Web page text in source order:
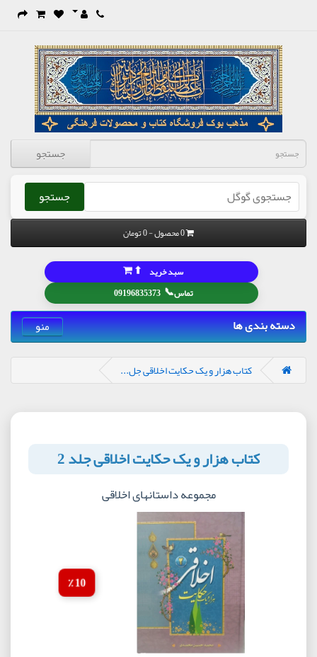
جستجو
جستجو
0 محصول - 0 تومان
تماس📞
09196835373
سبد خرید ⬆
دسته بندی ها منو
کتاب هزار و یک حکایت اخلاقی جل...
کتاب هزار و یک حکایت اخلاقی جلد 2
مجموعه داستانهای اخلاقی
10 ٪